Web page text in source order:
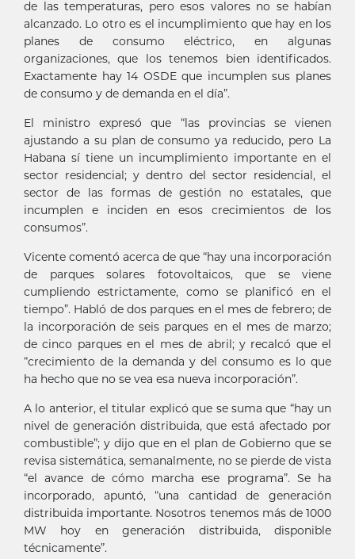
de las temperaturas, pero esos valores no se habían
alcanzado. Lo otro es el incumplimiento que hay en los
planes de consumo eléctrico, en algunas
organizaciones, que los tenemos bien identificados.
Exactamente hay 14 OSDE que incumplen sus planes
de consumo y de demanda en el día”.
El ministro expresó que “las provincias se vienen
ajustando a su plan de consumo ya reducido, pero La
Habana sí tiene un incumplimiento importante en el
sector residencial; y dentro del sector residencial, el
sector de las formas de gestión no estatales, que
incumplen e inciden en esos crecimientos de los
consumos”.
Vicente comentó acerca de que “hay una incorporación
de parques solares fotovoltaicos, que se viene
cumpliendo estrictamente, como se planificó en el
tiempo”. Habló de dos parques en el mes de febrero; de
la incorporación de seis parques en el mes de marzo;
de cinco parques en el mes de abril; y recalcó que el
“crecimiento de la demanda y del consumo es lo que
ha hecho que no se vea esa nueva incorporación”.
A lo anterior, el titular explicó que se suma que “hay un
nivel de generación distribuida, que está afectado por
combustible”; y dijo que en el plan de Gobierno que se
revisa sistemática, semanalmente, no se pierde de vista
“el avance de cómo marcha ese programa”. Se ha
incorporado, apuntó, “una cantidad de generación
distribuida importante. Nosotros tenemos más de 1000
MW hoy en generación distribuida, disponible
técnicamente”.